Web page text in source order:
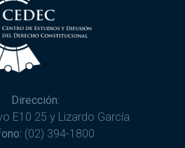
Dirección:
E10 25 y Lizardo García
(02) 394-1800